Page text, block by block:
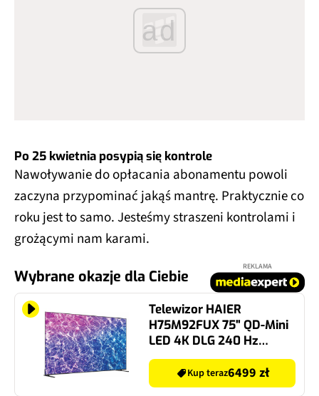
ad
Po 25 kwietnia posypią się kontrole
Nawoływanie do opłacania abonamentu powoli
zaczyna przypominać jakąś mantrę. Praktycznie co
roku jest to samo. Jesteśmy straszeni kontrolami i
grożącymi nam karami.
Wybrane okazje dla Ciebie
REKLAMA
Telewizor HAIER
H75M92FUX 75" QD-Mini
LED 4K DLG 240 Hz
Google TV Dolby Atmos
Dolby Vision HDMI 2.1
Kup teraz6499 zł